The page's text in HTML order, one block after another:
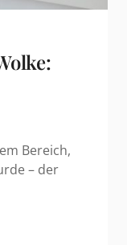
Bereich,
– der